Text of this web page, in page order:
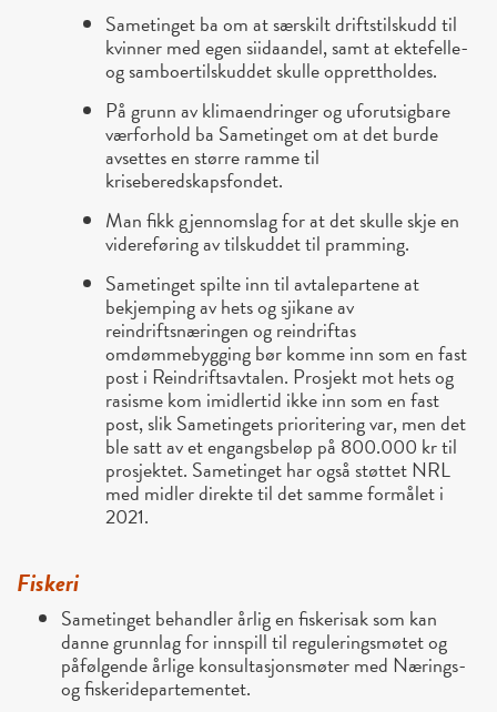
Sametinget ba om at særskilt driftstilskudd til
kvinner med egen siidaandel, samt at ektefelle-
og samboertilskuddet skulle opprettholdes.
På grunn av klimaendringer og uforutsigbare
værforhold ba Sametinget om at det burde
avsettes en større ramme til
kriseberedskapsfondet.
Man fikk gjennomslag for at det skulle skje en
videreføring av tilskuddet til pramming.
Sametinget spilte inn til avtalepartene at
bekjemping av hets og sjikane av
reindriftsnæringen og reindriftas
omdømmebygging bør komme inn som en fast
post i Reindriftsavtalen. Prosjekt mot hets og
rasisme kom imidlertid ikke inn som en fast
post, slik Sametingets prioritering var, men det
ble satt av et engangsbeløp på 800.000 kr til
prosjektet. Sametinget har også støttet NRL
med midler direkte til det samme formålet i
2021.
Fiskeri
Sametinget behandler årlig en fiskerisak som kan
danne grunnlag for innspill til reguleringsmøtet og
påfølgende årlige konsultasjonsmøter med Nærings-
og fiskeridepartementet.